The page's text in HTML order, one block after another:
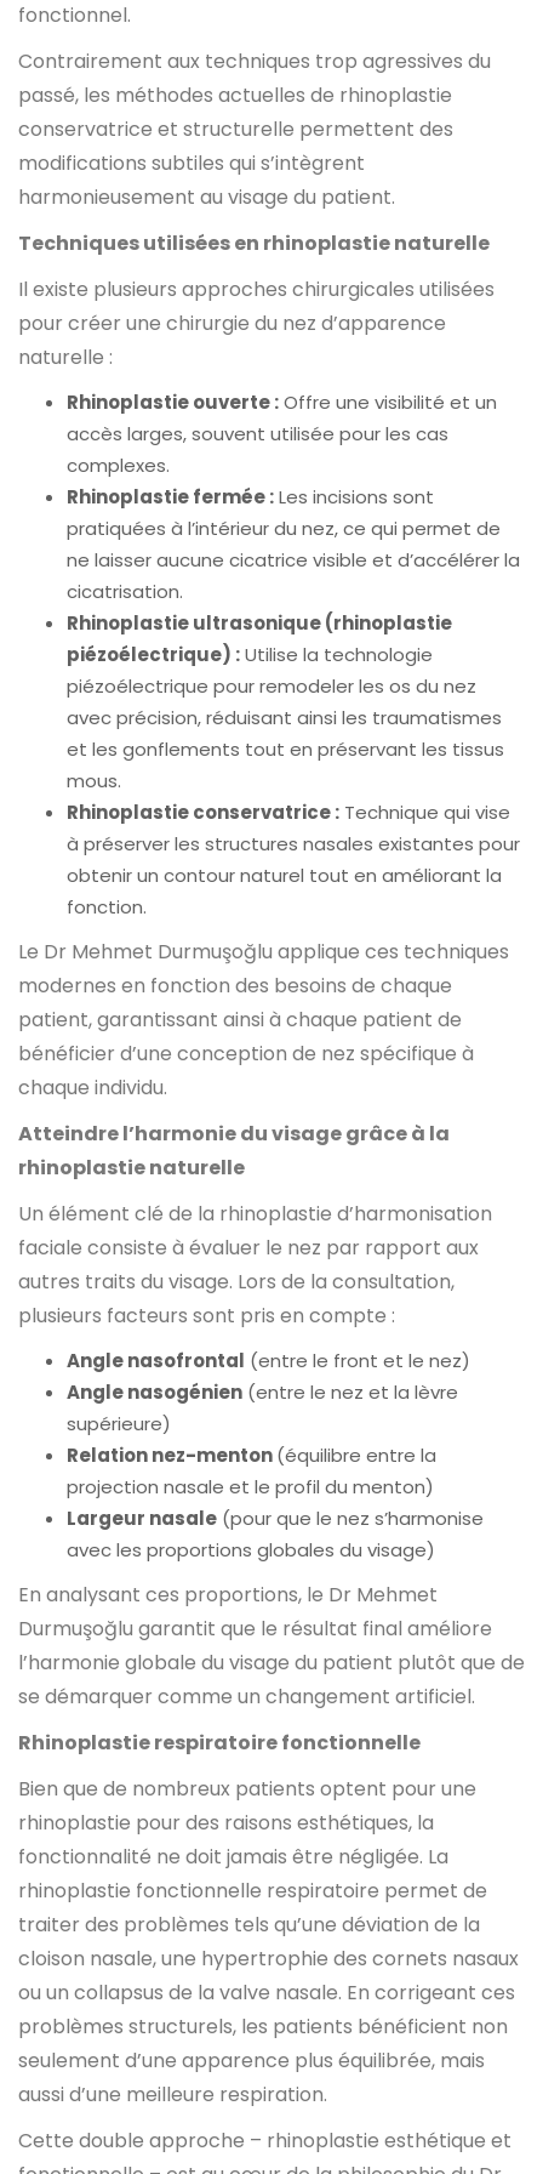
fonctionnel.
Contrairement aux techniques trop agressives du
passé, les méthodes actuelles de rhinoplastie
conservatrice et structurelle permettent des
modifications subtiles qui s’intègrent
harmonieusement au visage du patient.
Techniques utilisées en rhinoplastie naturelle
Il existe plusieurs approches chirurgicales utilisées
pour créer une chirurgie du nez d’apparence
naturelle :
Rhinoplastie ouverte :Offre une visibilité et un
accès larges, souvent utilisée pour les cas
complexes.
Rhinoplastie fermée :Les incisions sont
pratiquées à l’intérieur du nez, ce qui permet de
ne laisser aucune cicatrice visible et d’accélérer la
cicatrisation.
Rhinoplastie ultrasonique (rhinoplastie
piézoélectrique) :Utilise la technologie
piézoélectrique pour remodeler les os du nez
avec précision, réduisant ainsi les traumatismes
et les gonflements tout en préservant les tissus
mous.
Rhinoplastie conservatrice : Technique qui vise
à préserver les structures nasales existantes pour
obtenir un contour naturel tout en améliorant la
fonction.
Le Dr Mehmet Durmuşoğlu applique ces techniques
modernes en fonction des besoins de chaque
patient, garantissant ainsi à chaque patient de
bénéficier d’une conception de nez spécifique à
chaque individu.
Atteindre l’harmonie du visage grâce à la
rhinoplastie naturelle
Un élément clé de la rhinoplastie d’harmonisation
faciale consiste à évaluer le nez par rapport aux
autres traits du visage. Lors de la consultation,
plusieurs facteurs sont pris en compte :
Angle nasofrontal (entre le front et le nez)
Angle nasogénien (entre le nez et la lèvre
supérieure)
Relation nez-menton(équilibre entre la
projection nasale et le profil du menton)
Largeur nasale (pour que le nez s’harmonise
avec les proportions globales du visage)
En analysant ces proportions, le Dr Mehmet
Durmuşoğlu garantit que le résultat final améliore
l’harmonie globale du visage du patient plutôt que de
se démarquer comme un changement artificiel.
Rhinoplastie respiratoire fonctionnelle
Bien que de nombreux patients optent pour une
rhinoplastie pour des raisons esthétiques, la
fonctionnalité ne doit jamais être négligée. La
rhinoplastie fonctionnelle respiratoire permet de
traiter des problèmes tels qu’une déviation de la
cloison nasale, une hypertrophie des cornets nasaux
ou un collapsus de la valve nasale. En corrigeant ces
problèmes structurels, les patients bénéficient non
seulement d’une apparence plus équilibrée, mais
aussi d’une meilleure respiration.
Cette double approche – rhinoplastie esthétique et